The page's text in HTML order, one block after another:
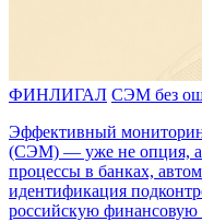
ФИНЛИГАЛ СЭМ без
Эффективный
(СЭМ) — уже не опция, а
процессы в банках,
идентификация
российскую